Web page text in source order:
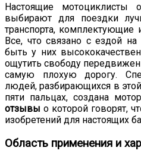
Настоящие мотоциклисты
выбирают для поездки
транспорта,
Все, что связано с ездой
быть у них
ощутить свободу
самую плохую дорогу.
людей, разбирающихся в
пяти пальцах, создана
отзывы о которой говорят,
изобретений для настоящих
Область применения и